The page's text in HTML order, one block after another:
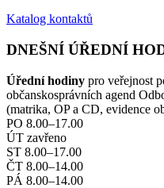
Katalog kontaktů
DNEŠNÍ ÚŘEDNÍ
Úřední hodiny pro veřejnost
občanskosprávních agend
(matrika, OP a CD, evidence
PO 8.00–17.00
ÚT zavřeno
ST 8.00–17.00
ČT 8.00–14.00
PÁ 8.00–14.00